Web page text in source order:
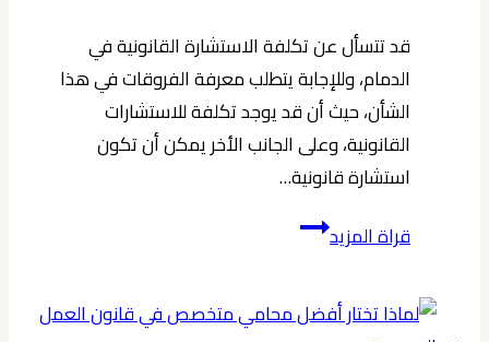
قد تتسأل عن تكلفة الاستشارة القانونية في
الدمام، وللإجابة يتطلب معرفة الفروقات في هذا
الشأن، حيث أن قد يوجد تكلفة للاستشارات
القانونية، وعلى الجانب الأخر يمكن أن تكون
استشارة قانونية…
قراة المزيدما
الاستشارة